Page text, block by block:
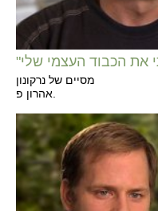
מסיים של נרקונון
אהרון פ.